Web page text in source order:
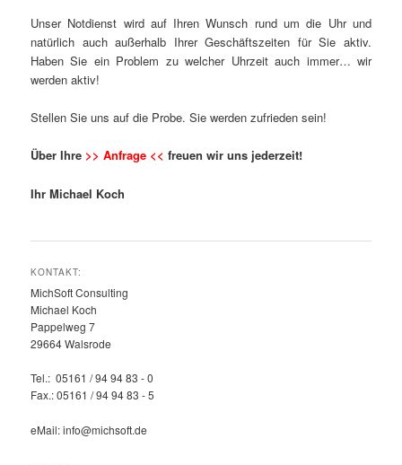
Unser Notdienst wird auf Ihren Wunsch rund um die Uhr und
natürlich auch außerhalb Ihrer Geschäftszeiten für Sie aktiv.
Haben Sie ein Problem zu welcher Uhrzeit auch immer… wir
werden aktiv!
Stellen Sie uns auf die Probe. Sie werden zufrieden sein!
Über Ihre >> Anfrage << freuen wir uns jederzeit!
Ihr Michael Koch
KONTAKT:
MichSoft Consulting
Michael Koch
Pappelweg 7
29664 Walsrode
Tel.: 05161 / 94 94 83 - 0
Fax.: 05161 / 94 94 83 - 5
eMail: info@michsoft.de